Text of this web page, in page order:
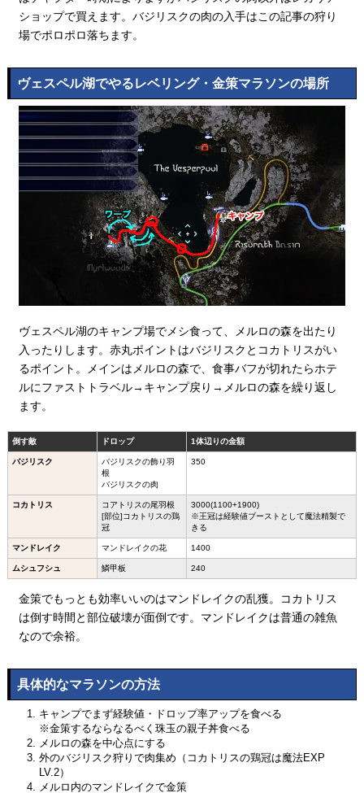
ショップで買えます。バジリスクの肉の入手はこの記事の狩り
場でポロポロ落ちます。
ヴェスペル湖でやるレベリング・金策マラソンの場所
ヴェスペル湖のキャンプ場でメシ食って、メルロの森を出たり
入ったりします。赤丸ポイントはバジリスクとコカトリスがい
るポイント。メインはメルロの森で、食事バフが切れたらホテ
ルにファストトラベル→キャンプ戻り→メルロの森を繰り返し
ます。
倒す敵 ドロップ 1体辺りの金額
バジリスク
バジリスクの飾り羽
根
バジリスクの肉
350
コカトリス
コアトリスの尾羽根
[部位]コカトリスの鶏
冠
3000(1100+1900)
※王冠は経験値ブーストとして魔法精製で
きる
マンドレイク マンドレイクの花 1400
ムシュフシュ 鱗甲板 240
金策でもっとも効率いいのはマンドレイクの乱獲。コカトリス
は倒す時間と部位破壊が面倒です。マンドレイクは普通の雑魚
なので余裕。
具体的なマラソンの方法
キャンプでまず経験値・ドロップ率アップを食べる
※金策するならなるべく珠玉の親子丼食べる
メルロの森を中心点にする
外のバジリスク狩りで肉集め（コカトリスの鶏冠は魔法EXP
LV.2）
メルロ内のマンドレイクで金策